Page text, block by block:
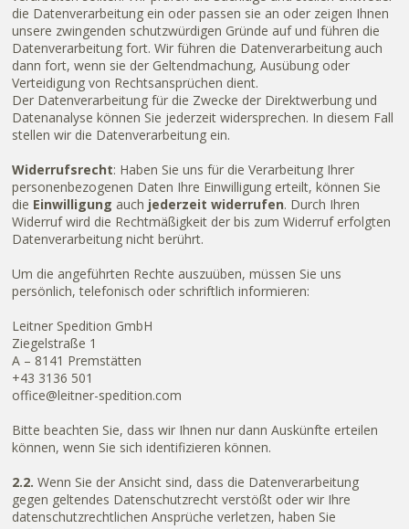
die Datenverarbeitung ein oder passen sie an oder zeigen Ihnen
unsere zwingenden schutzwürdigen Gründe auf und führen die
Datenverarbeitung fort. Wir führen die Datenverarbeitung auch
dann fort, wenn sie der Geltendmachung, Ausübung oder
Verteidigung von Rechtsansprüchen dient.
Der Datenverarbeitung für die Zwecke der Direktwerbung und
Datenanalyse können Sie jederzeit widersprechen. In diesem Fall
stellen wir die Datenverarbeitung ein.
Widerrufsrecht: Haben Sie uns für die Verarbeitung Ihrer
personenbezogenen Daten Ihre Einwilligung erteilt, können Sie
die Einwilligung auch jederzeit widerrufen. Durch Ihren
Widerruf wird die Rechtmäßigkeit der bis zum Widerruf erfolgten
Datenverarbeitung nicht berührt.
Um die angeführten Rechte auszuüben, müssen Sie uns
persönlich, telefonisch oder schriftlich informieren:
Leitner Spedition GmbH
Ziegelstraße 1
A – 8141 Premstätten
+43 3136 501
office@leitner-spedition.com
Bitte beachten Sie, dass wir Ihnen nur dann Auskünfte erteilen
können, wenn Sie sich identifizieren können.
2.2. Wenn Sie der Ansicht sind, dass die Datenverarbeitung
gegen geltendes Datenschutzrecht verstößt oder wir Ihre
datenschutzrechtlichen Ansprüche verletzen, haben Sie